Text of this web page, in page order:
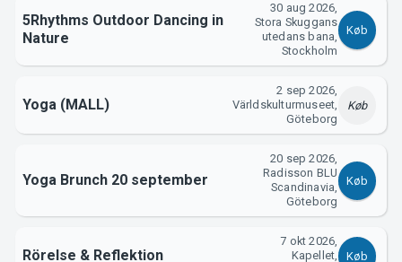
5Rhythms Outdoor Dancing in
Nature
30 aug 2026,
Stora Skuggans
utedans bana,
Stockholm
Køb
Yoga (MALL)
2 sep 2026,
Världskulturmuseet,
Göteborg
Køb
Yoga Brunch 20 september
20 sep 2026,
Radisson BLU
Scandinavia,
Göteborg
Køb
Rörelse & Reflektion
7 okt 2026,
Kapellet,
Køb